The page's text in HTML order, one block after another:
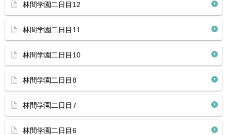
林間学園二日目12
林間学園二日目11
林間学園二日目10
林間学園二日目8
林間学園二日目7
林間学園二日目6